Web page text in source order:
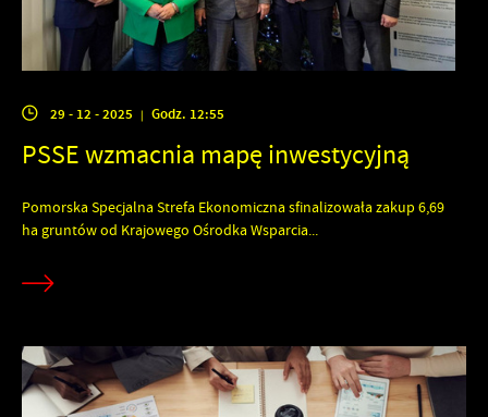
29 - 12 - 2025 | Godz. 12:55
PSSE wzmacnia mapę inwestycyjną
Pomorska Specjalna Strefa Ekonomiczna sfinalizowała zakup 6,69
ha gruntów od Krajowego Ośrodka Wsparcia...